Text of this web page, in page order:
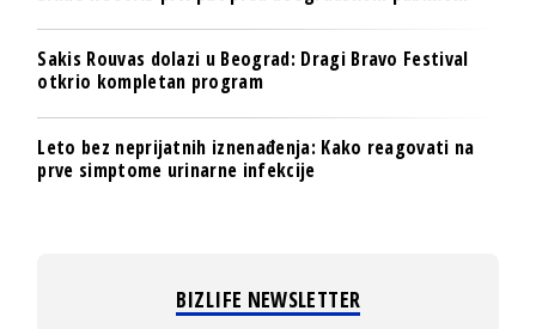
Sakis Rouvas dolazi u Beograd: Dragi Bravo Festival
otkrio kompletan program
Leto bez neprijatnih iznenađenja: Kako reagovati na
prve simptome urinarne infekcije
BIZLIFE NEWSLETTER